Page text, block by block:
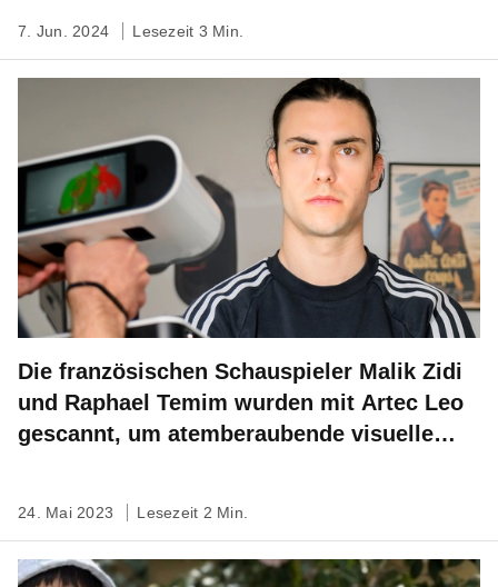
7. Jun. 2024 Lesezeit 3 Min.
Die französischen Schauspieler Malik Zidi
und Raphael Temim wurden mit Artec Leo
gescannt, um atemberaubende visuelle
24. Mai 2023 Lesezeit 2 Min.